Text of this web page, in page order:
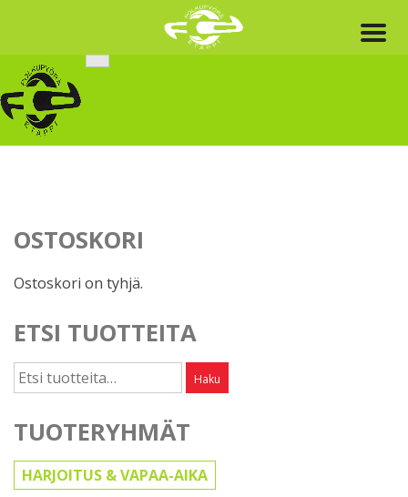
content
OSTOSKORI
Ostoskori on tyhjä.
ETSI TUOTTEITA
Etsi: Haku
TUOTERYHMÄT
HARJOITUS & VAPAA-AIKA